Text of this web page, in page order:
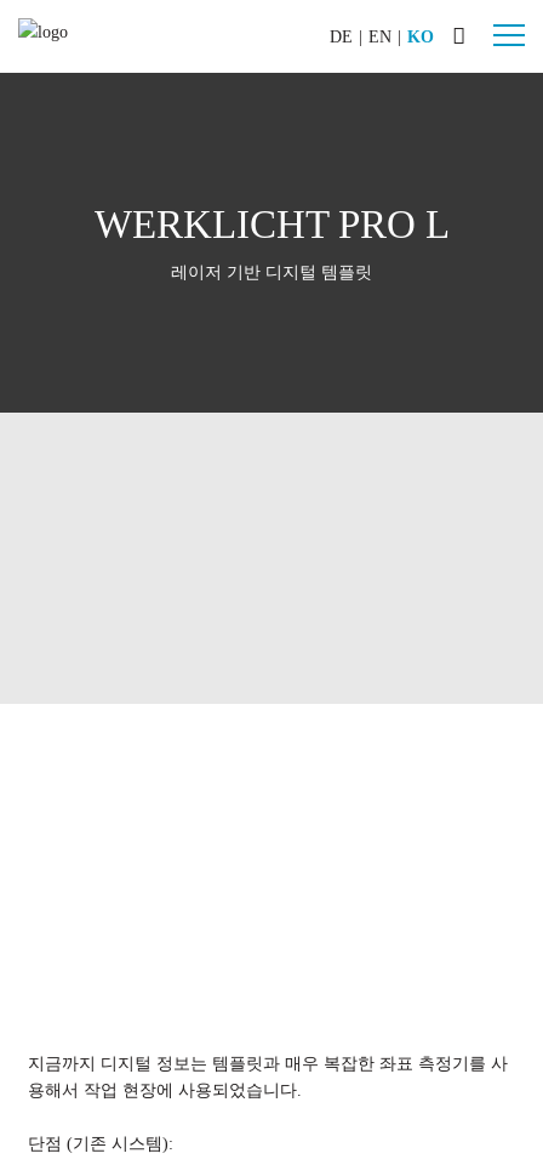
기계 & 플랜트
항공기 제작
연락처
DE | EN | KO
WERKLICHT PRO L
레이저 기반 디지털 템플릿
지금까지 디지털 정보는 템플릿과 매우 복잡한 좌표 측정기를 사
용해서 작업 현장에 사용되었습니다.
단점 (기존 시스템):